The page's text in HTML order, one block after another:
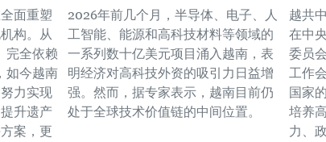
面重塑
构。从
完全依赖
如今越南
力实现
升遗产
案，更
2026年前几个月，半导体、电子、人
工智能、能源和高科技材料等领域的
一系列数十亿美元项目涌入越南，表
明经济对高科技外资的吸引力日益增
强。然而，据专家表示，越南目前仍
处于全球技术价值链的中间位置。
越共
在中
委员
工作
国家
培养
力、